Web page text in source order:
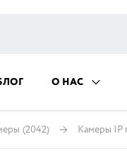
О НАС
(2042) Камеры IP